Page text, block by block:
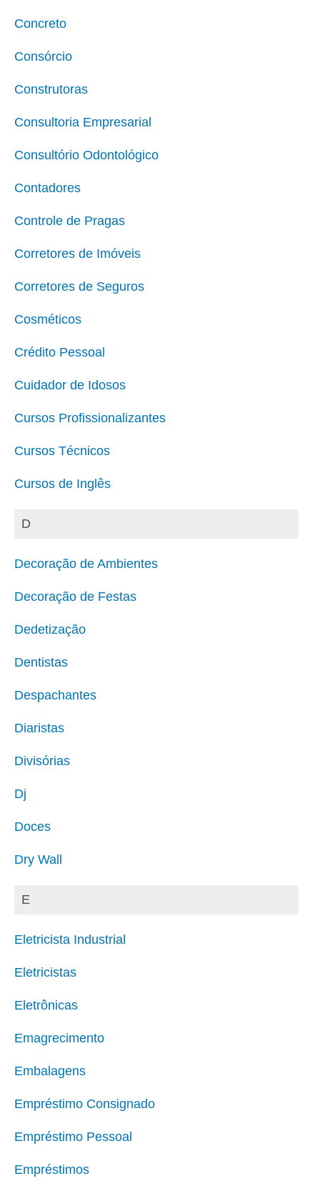
Concreto
Consórcio
Construtoras
Consultoria Empresarial
Consultório Odontológico
Contadores
Controle de Pragas
Corretores de Imóveis
Corretores de Seguros
Cosméticos
Crédito Pessoal
Cuidador de Idosos
Cursos Profissionalizantes
Cursos Técnicos
Cursos de Inglês
D
Decoração de Ambientes
Decoração de Festas
Dedetização
Dentistas
Despachantes
Diaristas
Divisórias
Dj
Doces
Dry Wall
E
Eletricista Industrial
Eletricistas
Eletrônicas
Emagrecimento
Embalagens
Empréstimo Consignado
Empréstimo Pessoal
Empréstimos